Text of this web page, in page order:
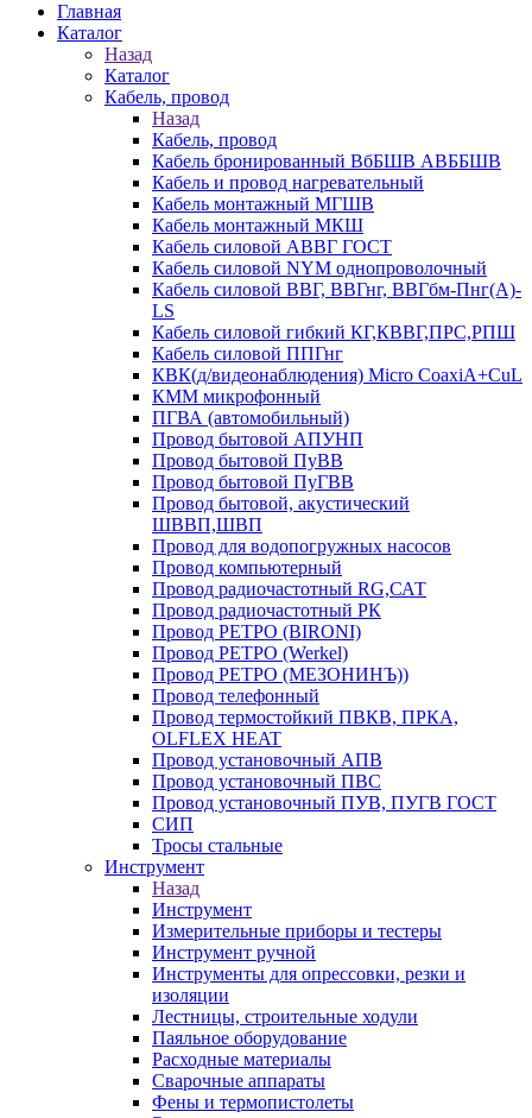
Главная
Каталог
Назад
Каталог
Кабель, провод
Назад
Кабель, провод
Кабель бронированный ВбБШВ АВББШВ
Кабель и провод нагревательный
Кабель монтажный МГШВ
Кабель монтажный МКШ
Кабель силовой АВВГ ГОСТ
Кабель силовой NYM однопроволочный
Кабель силовой ВВГ, ВВГнг, ВВГбм-Пнг(А)-
LS
Кабель силовой гибкий КГ,КВВГ,ПРС,РПШ
Кабель силовой ППГнг
КВК(д/видеонаблюдения) Micro CoaxiA+CuL
КММ микрофонный
ПГВА (автомобильный)
Провод бытовой АПУНП
Провод бытовой ПуВВ
Провод бытовой ПуГВВ
Провод бытовой, акустический
ШВВП,ШВП
Провод для водопогружных насосов
Провод компьютерный
Провод радиочастотный RG,САТ
Провод радиочастотный РК
Провод РЕТРО (BIRONI)
Провод РЕТРО (Werkel)
Провод РЕТРО (МЕЗОНИНЪ))
Провод телефонный
Провод термостойкий ПВКВ, ПРКА,
OLFLEX HEAT
Провод установочный АПВ
Провод установочный ПВС
Провод установочный ПУВ, ПУГВ ГОСТ
СИП
Тросы стальные
Инструмент
Назад
Инструмент
Измерительные приборы и тестеры
Инструмент ручной
Инструменты для опрессовки, резки и
изоляции
Лестницы, строительные ходули
Паяльное оборудование
Расходные материалы
Сварочные аппараты
Фены и термопистолеты